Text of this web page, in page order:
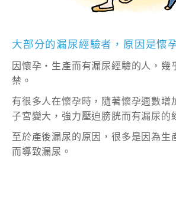
大部分的漏尿經驗者，原因是懷
因懷孕‧生產而有漏尿經驗的人，幾
禁。
有很多人在懷孕時，隨著懷孕週數增
子宮變大，強力壓迫膀胱而有漏尿的
至於產後漏尿的原因，很多是因為生
而導致漏尿。